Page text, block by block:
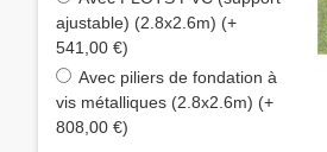
ajustable) (2.8x2.6m) (+
541,00 €)
Avec piliers de fondation à
vis métalliques (2.8x2.6m) (+
808,00 €)